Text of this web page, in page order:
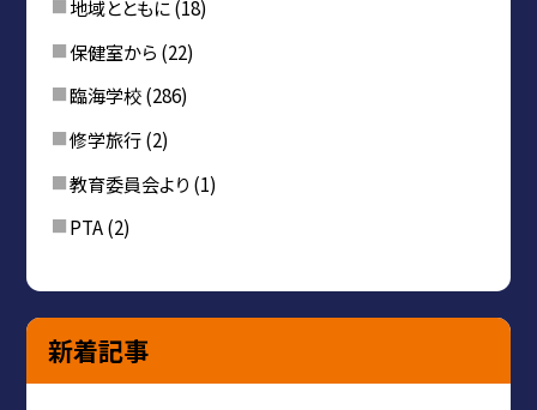
地域とともに(18)
保健室から (22)
臨海学校(286)
修学旅行(2)
教育委員会より (1)
PTA(2)
新着記事